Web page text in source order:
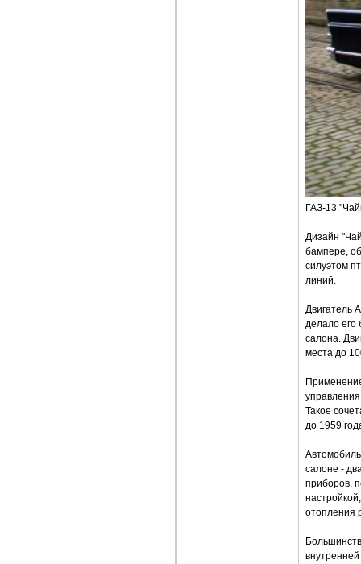
ГАЗ-13
Дизайн
бампере,
силуэтом
линий.
Двигатель
делало его
салона.
места до
Такое
до 1959
салоне -
приборов,
отопления